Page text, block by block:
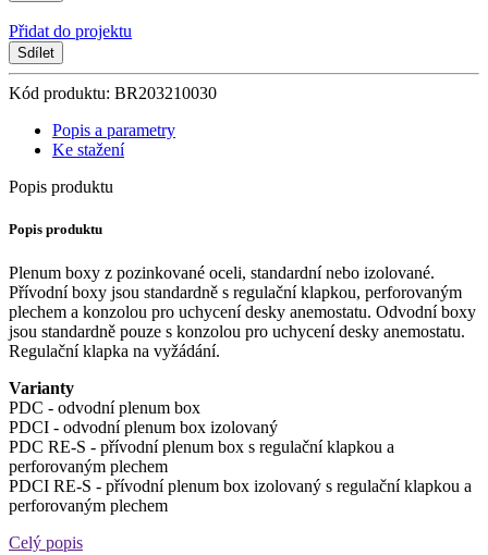
Přidat do projektu
Sdílet
Kód produktu: BR203210030
Popis a parametry
Ke stažení
Popis produktu
Popis produktu
Plenum boxy z pozinkované oceli, standardní nebo izolované.
Přívodní boxy jsou standardně s regulační klapkou, perforovaným
plechem a konzolou pro uchycení desky anemostatu. Odvodní boxy
jsou standardně pouze s konzolou pro uchycení desky anemostatu.
Regulační klapka na vyžádání.
Varianty
PDC - odvodní plenum box
PDCI - odvodní plenum box izolovaný
PDC RE-S - přívodní plenum box s regulační klapkou a
perforovaným plechem
PDCI RE-S - přívodní plenum box izolovaný s regulační klapkou a
perforovaným plechem
Celý popis